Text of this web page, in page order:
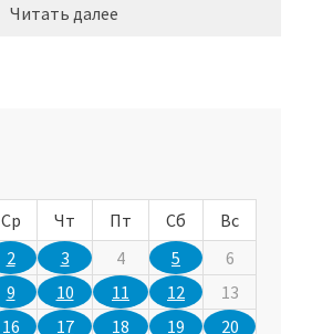
Читать далее
Ср Чт Пт Сб
Вс
2 3 4 5
6
9 10 11 12
13
16 17 18 19
20